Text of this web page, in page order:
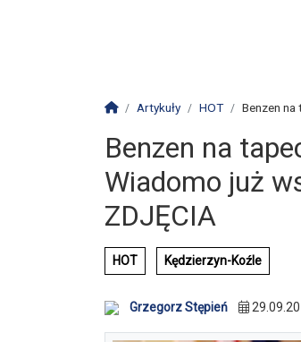
Strona główna
Artykuły HOT Benzen na
Benzen na
Wiadomo już
ZDJĘCIA
HOT Kędzierzyn-Koźle
Grzegorz Stępień